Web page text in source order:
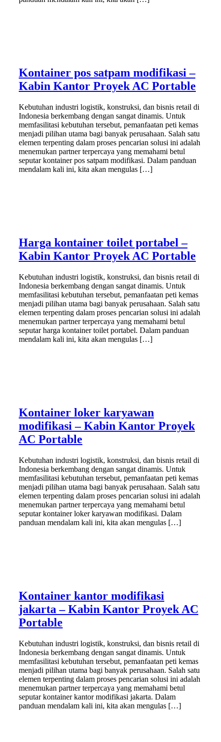
Kontainer pos satpam modifikasi –
Kabin Kantor Proyek AC Portable
Kebutuhan industri logistik, konstruksi, dan bisnis retail di
Indonesia berkembang dengan sangat dinamis. Untuk
memfasilitasi kebutuhan tersebut, pemanfaatan peti kemas
menjadi pilihan utama bagi banyak perusahaan. Salah satu
elemen terpenting dalam proses pencarian solusi ini adalah
menemukan partner terpercaya yang memahami betul
seputar kontainer pos satpam modifikasi. Dalam panduan
mendalam kali ini, kita akan mengulas […]
Harga kontainer toilet portabel –
Kabin Kantor Proyek AC Portable
Kebutuhan industri logistik, konstruksi, dan bisnis retail di
Indonesia berkembang dengan sangat dinamis. Untuk
memfasilitasi kebutuhan tersebut, pemanfaatan peti kemas
menjadi pilihan utama bagi banyak perusahaan. Salah satu
elemen terpenting dalam proses pencarian solusi ini adalah
menemukan partner terpercaya yang memahami betul
seputar harga kontainer toilet portabel. Dalam panduan
mendalam kali ini, kita akan mengulas […]
Kontainer loker karyawan
modifikasi – Kabin Kantor Proyek
AC Portable
Kebutuhan industri logistik, konstruksi, dan bisnis retail di
Indonesia berkembang dengan sangat dinamis. Untuk
memfasilitasi kebutuhan tersebut, pemanfaatan peti kemas
menjadi pilihan utama bagi banyak perusahaan. Salah satu
elemen terpenting dalam proses pencarian solusi ini adalah
menemukan partner terpercaya yang memahami betul
seputar kontainer loker karyawan modifikasi. Dalam
panduan mendalam kali ini, kita akan mengulas […]
Kontainer kantor modifikasi
jakarta – Kabin Kantor Proyek AC
Portable
Kebutuhan industri logistik, konstruksi, dan bisnis retail di
Indonesia berkembang dengan sangat dinamis. Untuk
memfasilitasi kebutuhan tersebut, pemanfaatan peti kemas
menjadi pilihan utama bagi banyak perusahaan. Salah satu
elemen terpenting dalam proses pencarian solusi ini adalah
menemukan partner terpercaya yang memahami betul
seputar kontainer kantor modifikasi jakarta. Dalam
panduan mendalam kali ini, kita akan mengulas […]